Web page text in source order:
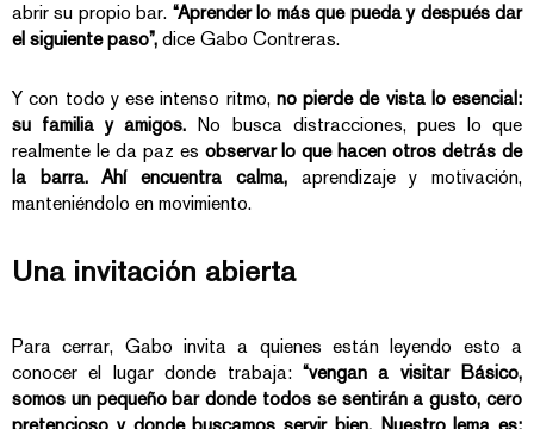
abrir su propio bar. “Aprender lo más que pueda y después dar
el siguiente paso”, dice Gabo Contreras.
Y con todo y ese intenso ritmo, no pierde de vista lo esencial:
su familia y amigos. No busca distracciones, pues lo que
realmente le da paz es observar lo que hacen otros detrás de
la barra. Ahí encuentra calma,aprendizaje y motivación,
manteniéndolo en movimiento.
Una invitación abierta
Para cerrar, Gabo invita a quienes están leyendo esto a
conocer el lugar donde trabaja: “vengan a visitar Básico,
somos un pequeño bar donde todos se sentirán a gusto, cero
pretencioso y donde buscamos servir bien. Nuestro lema es: